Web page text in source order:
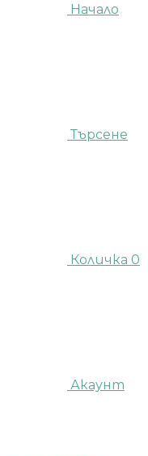
Начало
Търсене
Количка 0
Акаунт